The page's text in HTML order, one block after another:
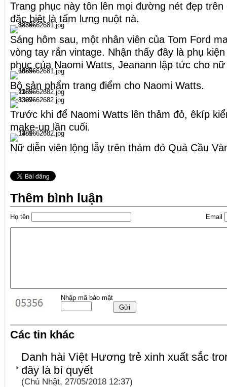
Trang phục này tôn lên mọi đường nét đẹp
đặc biệt là tấm lưng nuột nà.
Sáng hôm sau, một nhân viên của Tom Ford
vòng tay rắn vintage. Nhận thấy đây là phụ
phục của Naomi Watts, Jeanann lập tức cho
Bộ sản phẩm trang điểm cho Naomi Watts.
Trước khi để Naomi Watts lên thảm đỏ, êkíp
make-up lần cuối.
Nữ diễn viên lộng lẫy trên thảm đỏ Quả Cầu
Thêm bình luận
Họ tên Email
Nhập mã bảo mật
Các tin khác
Danh hài Việt Hương trẻ xinh xuất sắc
đây là bí quyết
(Chủ Nhật, 27/05/2018 12:37)